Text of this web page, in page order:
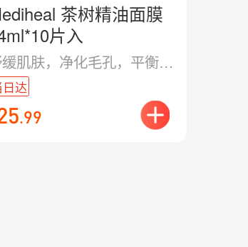
茶树精油面膜
片入
舒缓肌肤，净化毛孔，平衡油脂。
日达
.99